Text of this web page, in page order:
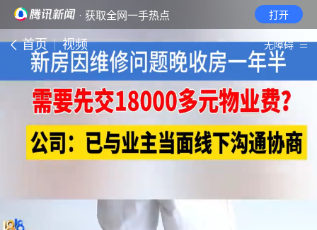
· 获取全网一手热点 打开
首页 视频 无障碍